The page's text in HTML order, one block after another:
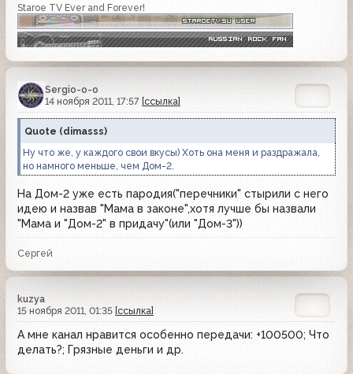
Staroe TV Ever and Forever!
Sergio-o-o
14 ноября 2011, 17:57 [ссылка]
Quote (dimasss)
Ну что же, у каждого свои вкусы) Хоть она меня и раздражала,
но намного меньше, чем Дом-2.
На Дом-2 уже есть пародия("перечники" стырили с него
идею и назвав "Мама в законе",хотя лучше бы назвали
"Мама и "Дом-2" в придачу"(или "Дом-3"))
Сергей
kuzya
15 ноября 2011, 01:35 [ссылка]
А мне канал нравится особенно передачи: +100500; Что
делать?; Грязные деньги и др.